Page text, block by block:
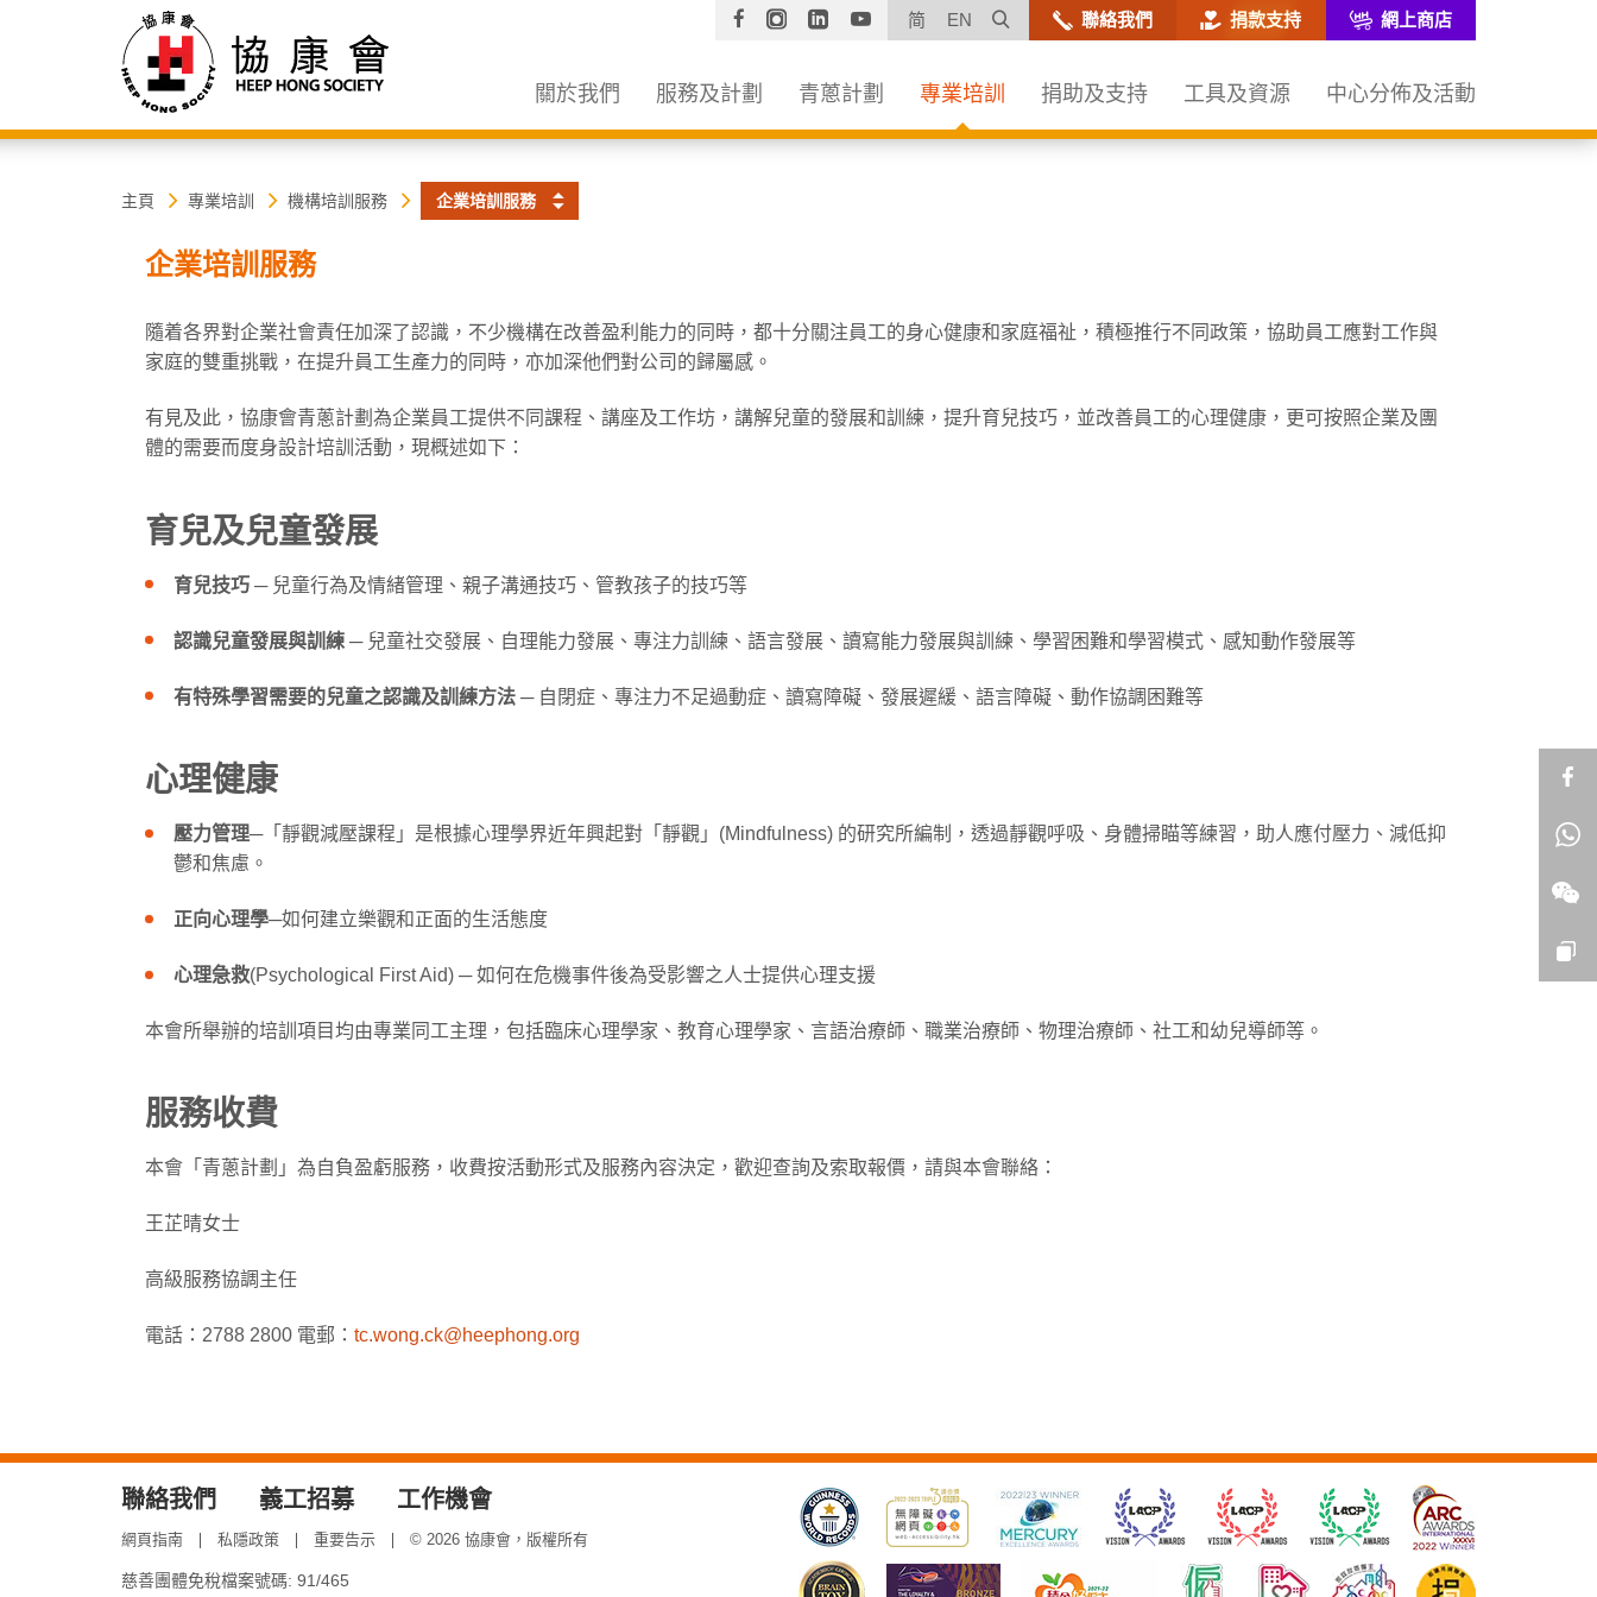
FacebookInstagram
LinkedinYouTube
简 EN 打開網站搜尋框
聯絡我們 捐款支持 網上商店
關於我們 服務及計劃 青蔥計劃 專業培訓 捐助及支持 工具及資源 中心分佈及活動
主頁 專業培訓 機構培訓服務 企業培訓服務
企業培訓服務
隨着各界對企業社會責任加深了認識，不少機構在改善盈利能力的同時，都十分關注員工的身心健康和家庭福祉，積極推行不同政策，協助員工應對工作與
家庭的雙重挑戰，在提升員工生產力的同時，亦加深他們對公司的歸屬感。
有見及此，協康會青蔥計劃為企業員工提供不同課程、講座及工作坊，講解兒童的發展和訓練，提升育兒技巧，並改善員工的心理健康，更可按照企業及團
體的需要而度身設計培訓活動，現概述如下：
育兒及兒童發展
育兒技巧─ 兒童行為及情緒管理、親子溝通技巧、管教孩子的技巧等
認識兒童發展與訓練─ 兒童社交發展、自理能力發展、專注力訓練、語言發展、讀寫能力發展與訓練、學習困難和學習模式、感知動作發展等
有特殊學習需要的兒童之認識及訓練方法─ 自閉症、專注力不足過動症、讀寫障礙、發展遲緩、語言障礙、動作協調困難等
心理健康
壓力管理─「靜觀減壓課程」是根據心理學界近年興起對「靜觀」(Mindfulness) 的研究所編制，透過靜觀呼吸、身體掃瞄等練習，助人應付壓力、減低抑
鬱和焦慮。
正向心理學─如何建立樂觀和正面的生活態度
心理急救(Psychological First Aid) ─ 如何在危機事件後為受影響之人士提供心理支援
本會所舉辦的培訓項目均由專業同工主理，包括臨床心理學家、教育心理學家、言語治療師、職業治療師、物理治療師、社工和幼兒導師等。
服務收費
本會「青蔥計劃」為自負盈虧服務，收費按活動形式及服務內容決定，歡迎查詢及索取報價，請與本會聯絡：
王芷晴女士
高級服務協調主任
電話：2788 2800 電郵： tc.wong.ck@heephong.org
聯絡我們 義工招募 工作機會
網頁指南 私隱政策 重要告示 © 2026 協康會，版權所有
慈善團體免稅檔案號碼: 91/465